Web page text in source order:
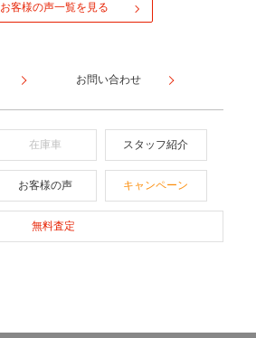
お客様の声一覧を見る
お問い合わせ
在庫車 スタッフ紹介
お客様の声 キャンペーン
無料査定